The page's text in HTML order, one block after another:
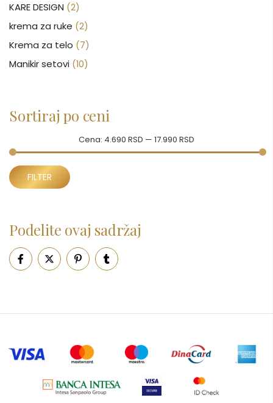
KARE DESIGN (2)
krema za ruke (2)
Krema za telo (7)
Manikir setovi (10)
Nega lica (88)
Neseseri
Novčanici (50)
Pepe Jeans Ranac (10)
Piling za telo (3)
Putni program (47)
Šminka (187)
Uncategorized (1)
Sortiraj po ceni
FILTER
Cena: 4.690 RSD — 17.990 RSD
Podelite ovaj sadržaj